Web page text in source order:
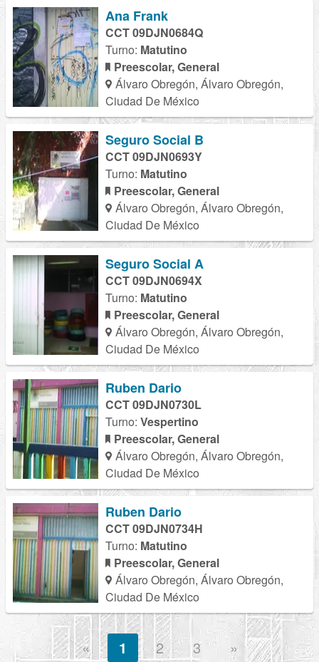
Ana Frank
CCT 09DJN0684Q
Turno: Matutino
Preescolar, General
Álvaro Obregón, Álvaro Obregón,
Ciudad De México
Seguro Social B
CCT 09DJN0693Y
Turno: Matutino
Preescolar, General
Álvaro Obregón, Álvaro Obregón,
Ciudad De México
Seguro Social A
CCT 09DJN0694X
Turno: Matutino
Preescolar, General
Álvaro Obregón, Álvaro Obregón,
Ciudad De México
Ruben Dario
CCT 09DJN0730L
Turno: Vespertino
Preescolar, General
Álvaro Obregón, Álvaro Obregón,
Ciudad De México
Ruben Dario
CCT 09DJN0734H
Turno: Matutino
Preescolar, General
Álvaro Obregón, Álvaro Obregón,
Ciudad De México
« 1 2 3 »